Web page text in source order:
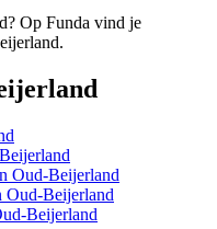
Op Funda vind je
Oud-Beijerland
Oud-Beijerland
Beijerland